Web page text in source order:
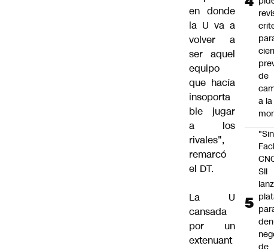
en donde
la U va a
volver a
ser aquel
equipo
que hacía
insoporta
ble jugar
a los
rivales",
remarcó
el DT.
La U
cansada
por un
extenuant
de
a la
"Sin
SII